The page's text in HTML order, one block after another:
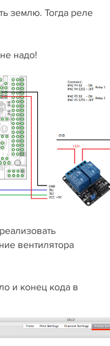
землю. Тогда реле
надо!
вентилятора
и конец кода в